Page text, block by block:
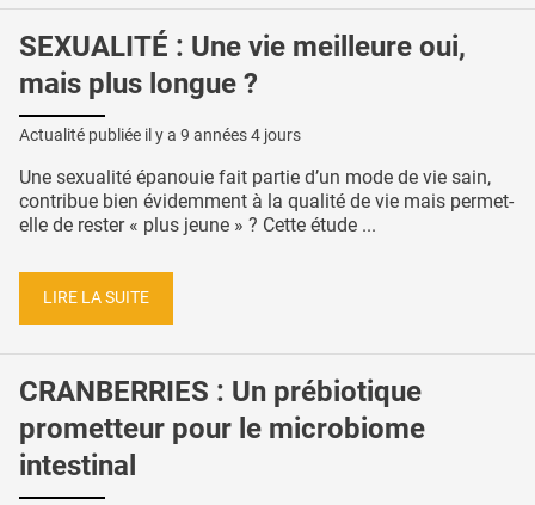
SEXUALITÉ : Une vie meilleure oui,
mais plus longue ?
Actualité publiée il y a 9 années 4 jours
Une sexualité épanouie fait partie d’un mode de vie sain,
contribue bien évidemment à la qualité de vie mais permet-
elle de rester « plus jeune » ? Cette étude ...
LIRE LA SUITE
CRANBERRIES : Un prébiotique
prometteur pour le microbiome
intestinal